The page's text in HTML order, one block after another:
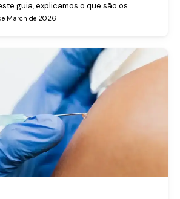
guia, explicamos o que são os
e qual o mais indicado para si.
March de 2026